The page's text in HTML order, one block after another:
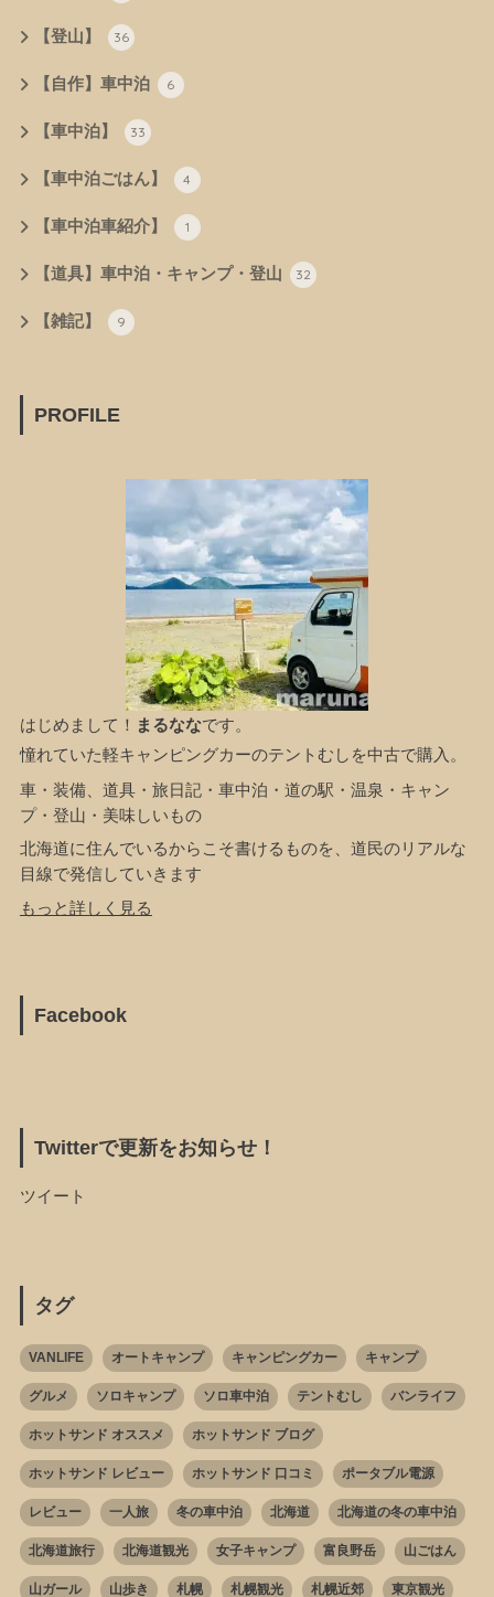
【登山】 36
【自作】車中泊 6
【車中泊】 33
【車中泊ごはん】 4
【車中泊車紹介】 1
【道具】車中泊・キャンプ・登山 32
【雑記】 9
PROFILE
はじめまして！ まるななです。
憧れていた軽キャンピングカーのテントむしを中古で購入。
車・装備、道具・旅日記・車中泊・道の駅・温泉・キャン
プ・登山・美味しいもの
北海道に住んでいるからこそ書けるものを、道民のリアルな
目線で発信していきます
もっと詳しく見る
Facebook
Twitterで更新をお知らせ！
ツイート
タグ
VANLIFE オートキャンプ キャンピングカー キャンプ
グルメ ソロキャンプ ソロ車中泊 テントむし バンライフ
ホットサンド オススメ ホットサンド ブログ
ホットサンド レビュー ホットサンド 口コミ ポータブル電源
レビュー 一人旅 冬の車中泊 北海道 北海道の冬の車中泊
北海道旅行 北海道観光 女子キャンプ 富良野岳 山ごはん
山ガール 山歩き 札幌 札幌観光 札幌近郊 東京観光